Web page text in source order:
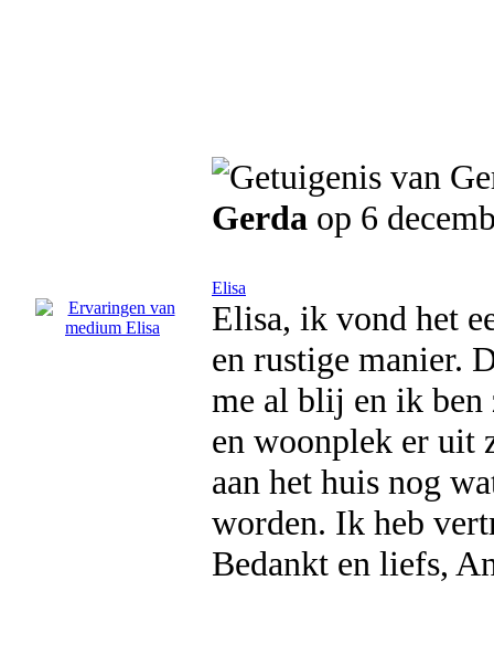
Gerda op 6
Elisa
Elisa, ik vond het
en rustige manier.
me al blij en ik ben
en woonplek er uit
aan het huis nog
worden. Ik heb
Bedankt en liefs,